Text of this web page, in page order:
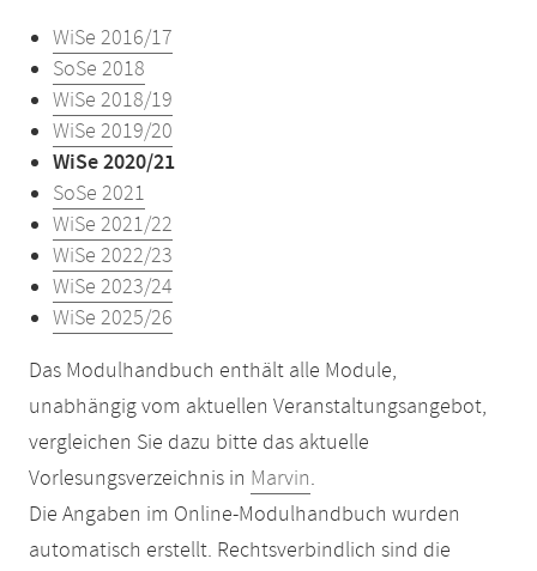
WiSe 2016/17
SoSe 2018
WiSe 2018/19
WiSe 2019/20
WiSe 2020/21
SoSe 2021
WiSe 2021/22
WiSe 2022/23
WiSe 2023/24
WiSe 2025/26
Das Modulhandbuch enthält alle Module,
unabhängig vom aktuellen Veranstaltungsangebot,
vergleichen Sie dazu bitte das aktuelle
Vorlesungsverzeichnis in Marvin.
Die Angaben im Online-Modulhandbuch wurden
automatisch erstellt. Rechtsverbindlich sind die